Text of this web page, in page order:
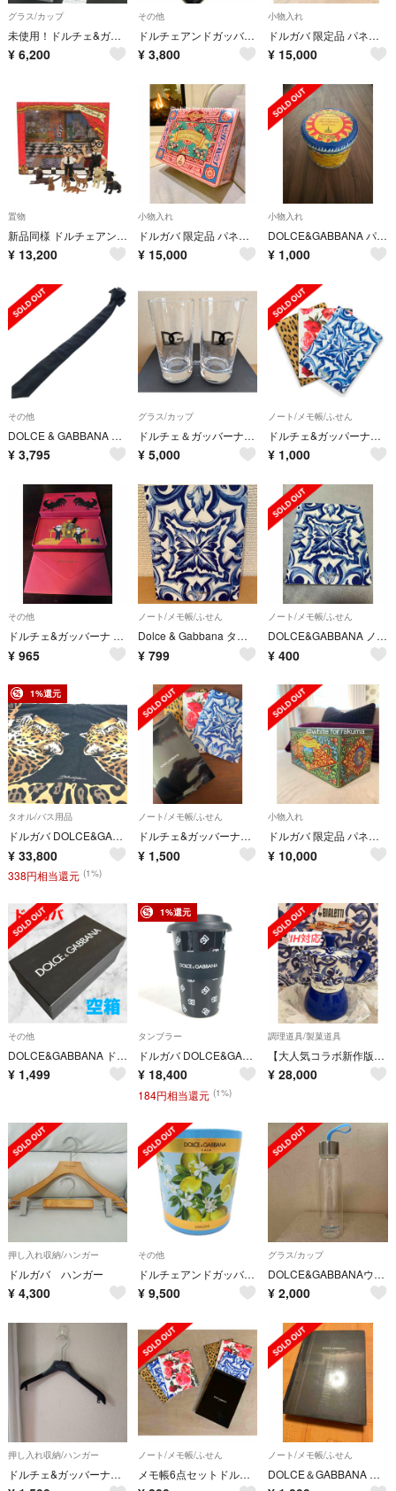
グラス/カップ
未使用！ドルチェ&ガッバーナ［カクテルグラス］食器 2個セット ガラス 透明
¥ 6,200
その他
ドルチェアンドガッバーナ スマホケース フローラルプリント iPhone 7/8Plus ブランド レディース ブラック DOLCE&GABBANA
¥ 3,800
小物入れ
ドルガバ 限定品 パネットーネ缶プレゼント♡イタリアからお取寄せ 入手困難品
¥ 15,000
置物
新品同様 ドルチェアンドガッバーナ DG family toys プラスチック 置物 フィギュア 0537【中古】DOLCE&GABBANA
¥ 13,200
小物入れ
ドルガバ 限定品 パネットーネ缶プレゼント♡入手困難品
¥ 15,000
小物入れ
DOLCE&GABBANA パネットーネ 缶のみ
¥ 1,000
その他
DOLCE & GABBANA ドルチェアンドガッバーナ シルク ネクタイ ブラック
¥ 3,795
グラス/カップ
ドルチェ＆ガッバーナ グラス2個セット
¥ 5,000
ノート/メモ帳/ふせん
ドルチェ&ガッパーナ D &G ノート3種セット ノベルティ
¥ 1,000
その他
ドルチェ&ガッバーナ 封筒ボックスセット
¥ 965
ノート/メモ帳/ふせん
Dolce & Gabbana タイル模様ノート
¥ 799
ノート/メモ帳/ふせん
DOLCE&GABBANA ノート
¥ 400
1%還元
タオル/バス用品
ドルガバ DOLCE&GABBANA レオパード 特大 豹 ヒョウ ブランケット ビーチタオル インテリア 毛布 フリンジ タオル コットン ブラック
¥ 33,800
338円相当還元 (1%)
ノート/メモ帳/ふせん
ドルチェ&ガッバーナ ノベルティ
¥ 1,500
小物入れ
ドルガバ 限定品 パネットーネ缶プレゼント♡イタリアからお取寄せ 入手困難品
¥ 10,000
その他
DOLCE&GABBANA ドルガバ❤️空箱 シューズボックス 靴 即購入可能
¥ 1,499
1%還元
タンブラー
ドルガバ DOLCE&GABBANA ロゴ バイカラー コーヒーカップ コップ インテリア タンブラー 陶器 ブラック 未使用
¥ 18,400
184円相当還元 (1%)
調理道具/製菓道具
【大人気コラボ新作版】ビアレッティ×ドルガバ IH対応コーヒーマキネッタ
¥ 28,000
押し入れ収納/ハンガー
ドルガバ ハンガー
¥ 4,300
その他
ドルチェアンドガッバーナ アロマ キャンドル アクセサリー
¥ 9,500
グラス/カップ
DOLCE&GABBANAウォーターボトル
¥ 2,000
押し入れ収納/ハンガー
ドルチェ&ガッバーナ ハンガー
ノート/メモ帳/ふせん
メモ帳6点セットドルガバ
ノート/メモ帳/ふせん
DOLCE＆GABBANA 本型ノート 未開封